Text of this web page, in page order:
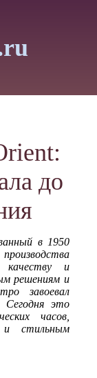
до
в 1950
качеству и
решениям и
завоевал
Сегодня это
часов,
и стильным